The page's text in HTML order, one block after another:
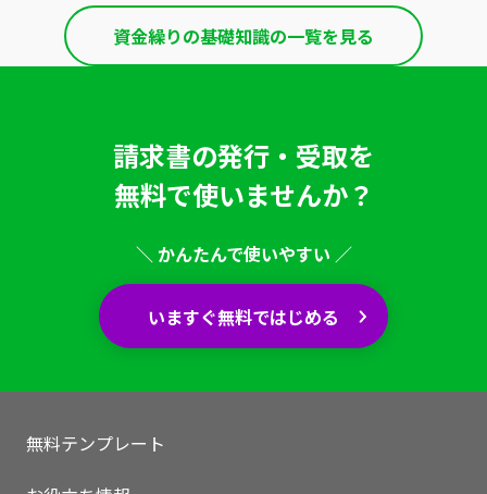
資金繰りの基礎知識の一覧を見る
いますぐ無料登録
請求書の発行・受取を
無料で使いませんか？
＼ かんたんで使いやすい ／
いますぐ無料ではじめる
無料テンプレート